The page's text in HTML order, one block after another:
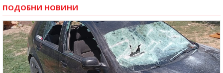
ПОДОБНИ НОВИНИ